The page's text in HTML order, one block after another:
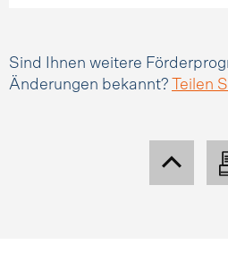
Sind Ihnen weitere
Änderungen bekannt?
Teilen